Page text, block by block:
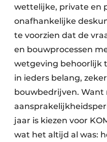
wettelijke, private en
onafhankelijke
te voorzien dat de
en bouwprocessen
wetgeving behoorlijk
in ieders belang,
bouwbedrijven. Want
jaar is kiezen voor
wat het altijd al was: